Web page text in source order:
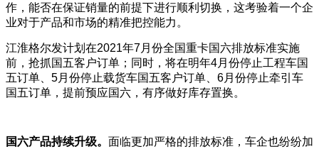
作，能否在保证销量的前提下进行顺利切换，这考验着一个企
业对于产品和市场的精准把控能力。
江淮格尔发计划在2021年7月份全国重卡国六排放标准实施
前，抢抓国五客户订单；同时，将在明年4月份停止工程车国
五订单、5月份停止载货车国五客户订单、6月份停止牵引车
国五订单，提前预应国六，有序做好库存置换。
国六产品持续升级。 面临更加严格的排放标准，车企也纷纷加